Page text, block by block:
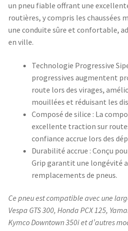
un pneu fiable offrant une
routières, y compris les chaussées
une conduite sûre et confortable,
en ville.​
Technologie Progressive
progressives augmentent
route lors des virages,
mouillées et réduisant les
Composé de silice : La
excellente traction sur
confiance accrue lors des
Durabilité accrue : Conçu
Grip garantit une longévité
remplacements de pneus.
Ce pneu est compatible avec une
Vespa GTS 300​, Honda PCX 125​,
Kymco Downtown 350i​ et d’autres